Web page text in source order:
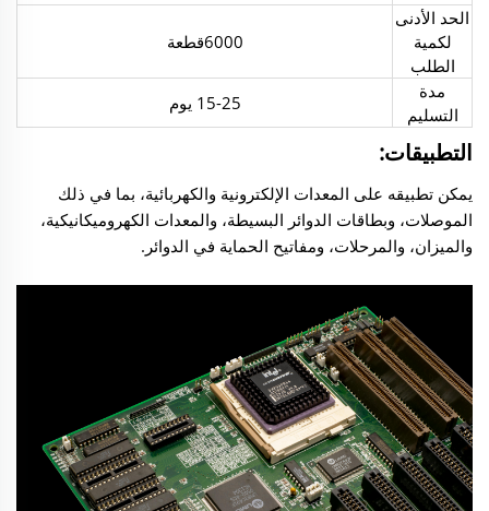
الحد الأدنى
لكمية
الطلب
6000قطعة
مدة
التسليم
15-25 يوم
التطبيقات:
يمكن تطبيقه على المعدات الإلكترونية والكهربائية، بما في ذلك
الموصلات، وبطاقات الدوائر البسيطة، والمعدات الكهروميكانيكية،
والميزان، والمرحلات، ومفاتيح الحماية في الدوائر.